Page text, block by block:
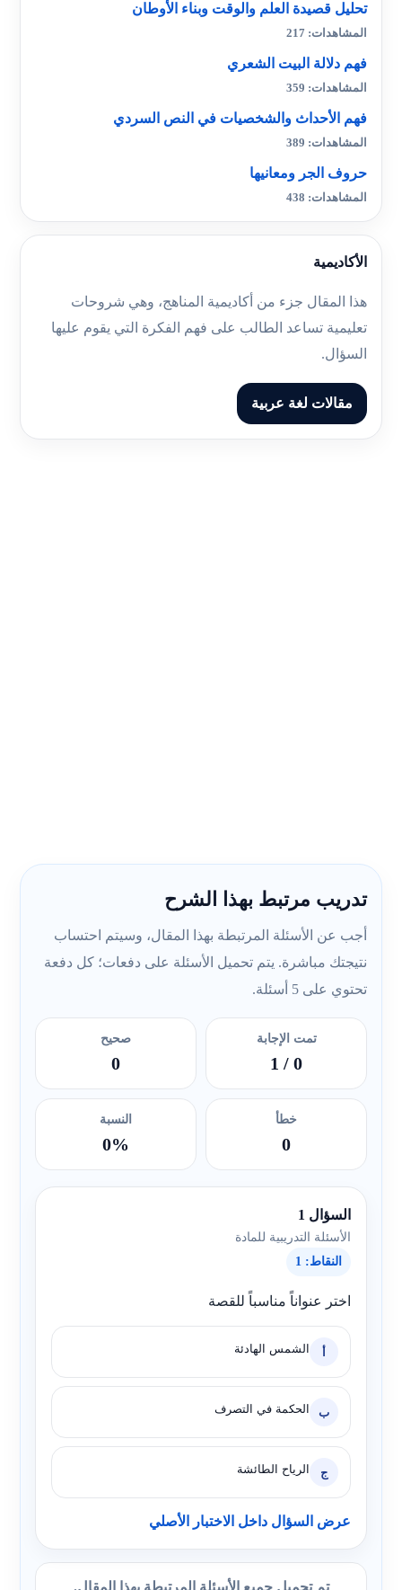
تحليل قصيدة العلم والوقت وبناء الأوطان
المشاهدات: 217
فهم دلالة البيت الشعري
المشاهدات: 359
فهم الأحداث والشخصيات في النص السردي
المشاهدات: 389
حروف الجر ومعانيها
المشاهدات: 438
الأكاديمية
هذا المقال جزء من أكاديمية المناهج، وهي شروحات
تعليمية تساعد الطالب على فهم الفكرة التي يقوم عليها
السؤال.
مقالات لغة عربية
تدريب مرتبط بهذا الشرح
أجب عن الأسئلة المرتبطة بهذا المقال، وسيتم احتساب
نتيجتك مباشرة. يتم تحميل الأسئلة على دفعات؛ كل دفعة
تحتوي على 5 أسئلة.
تمت الإجابة
0
/ 1
صحيح
0
خطأ
0
النسبة
0%
السؤال 1
الأسئلة التدريبية للمادة
النقاط: 1
اختر عنواناً مناسباً للقصة
أ الشمس الهادئة
ب الحكمة في التصرف
ج الرياح الطائشة
عرض السؤال داخل الاختبار الأصلي
تم تحميل جميع الأسئلة المرتبطة بهذا المقال.